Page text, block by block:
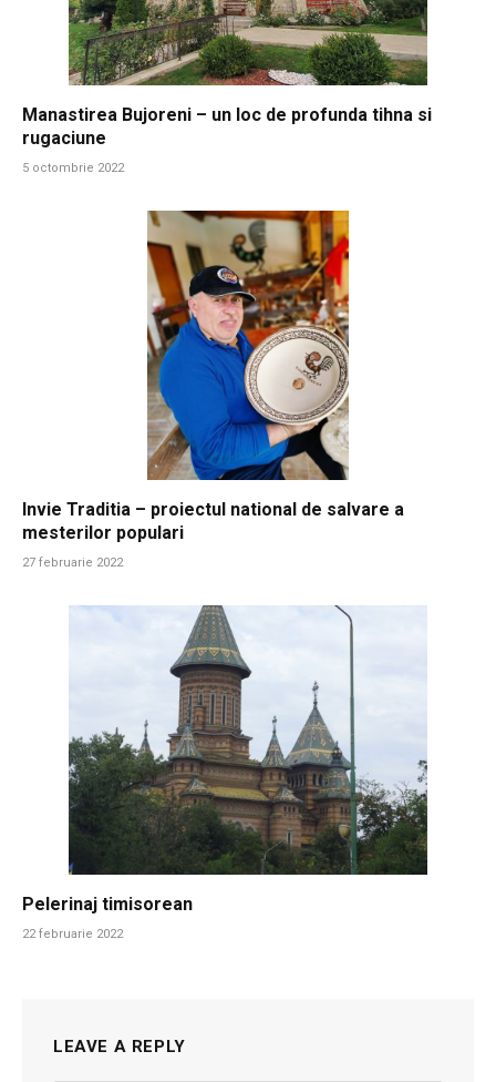
Manastirea Bujoreni – un loc de profunda tihna si
rugaciune
5 octombrie 2022
Invie Traditia – proiectul national de salvare a
mesterilor populari
27 februarie 2022
Pelerinaj timisorean
22 februarie 2022
LEAVE A REPLY